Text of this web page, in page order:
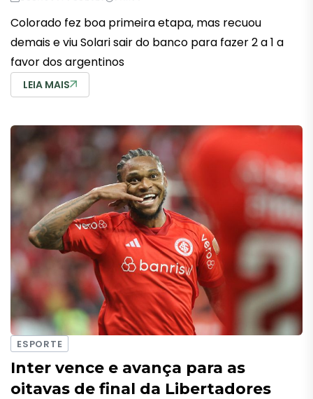
Colorado fez boa primeira etapa, mas recuou
demais e viu Solari sair do banco para fazer 2 a 1 a
favor dos argentinos
LEIA MAIS
ESPORTE
Inter vence e avança para as
oitavas de final da Libertadores